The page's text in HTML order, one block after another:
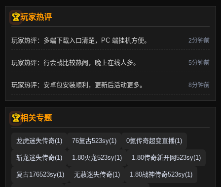
玩家热评
玩家热评：多端下载入口清楚，PC 端挂机方便。 2分钟前
玩家热评：行会战比较热闹，晚上在线人多。 5分钟前
玩家热评：安卓包安装顺利，更新后活动更多。 8分钟前
相关专题
龙虎迷失传奇(1) 76复古523sy(1) 0氪传奇超变直播(1)
斩龙迷失传奇(1) 1.80火龙523sy(1) 1.80传奇新开网523sy(1)
复古176523sy(1) 无赦迷失传奇(1) 1.80战神传奇523sy(1)